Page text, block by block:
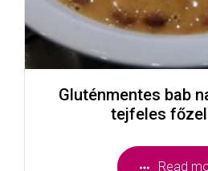
Gluténmentes bab
tejfeles
Read